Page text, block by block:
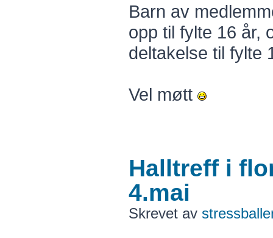
Barn av
opp til fylte 16 år,
deltakelse til fylte
Vel møtt
Halltreff i
4.mai
Skrevet av